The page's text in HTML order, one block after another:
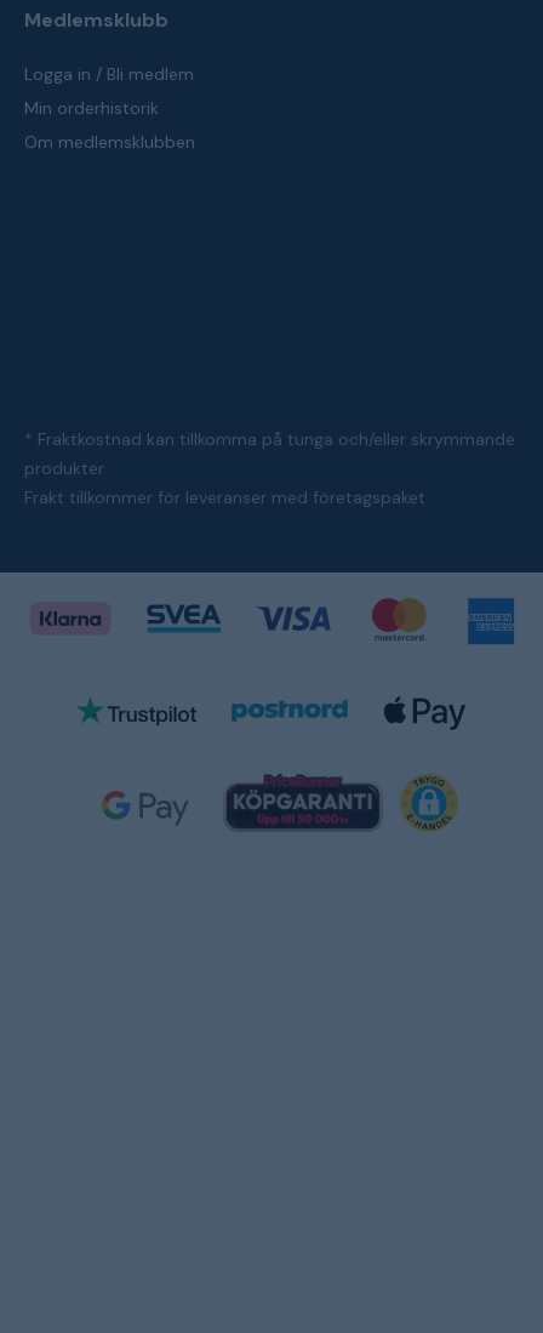
Medlemsklubb
Logga in / Bli medlem
Min orderhistorik
Om medlemsklubben
* Fraktkostnad kan tillkomma på tunga och/eller skrymmande
produkter
Frakt tillkommer för leveranser med företagspaket